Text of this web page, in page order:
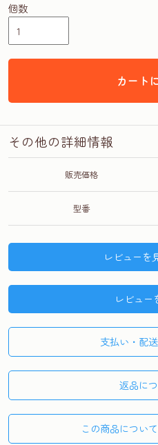
個数
カート
その他の詳細情報
販売価格
型番
レビューを
レビュー
支払い・配
返品に
この商品につい